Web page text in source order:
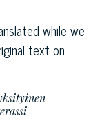
while we
text on